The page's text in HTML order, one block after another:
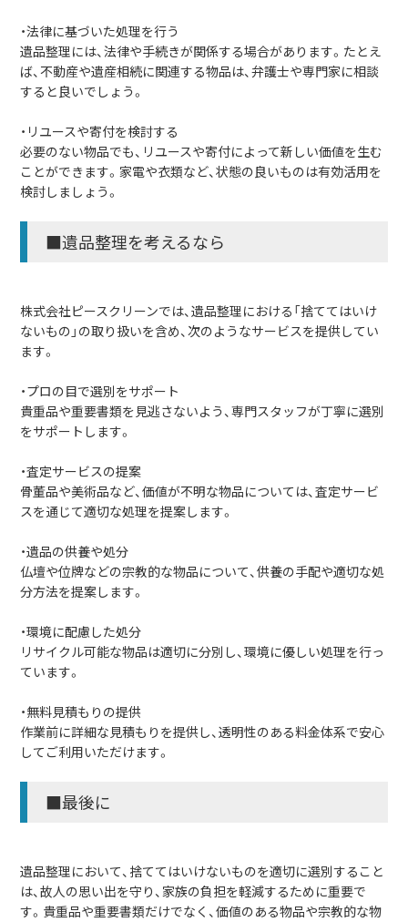
・法律に基づいた処理を行う
遺品整理には、法律や手続きが関係する場合があります。たとえ
ば、不動産や遺産相続に関連する物品は、弁護士や専門家に相談
すると良いでしょう。
・リユースや寄付を検討する
必要のない物品でも、リユースや寄付によって新しい価値を生む
ことができます。家電や衣類など、状態の良いものは有効活用を
検討しましょう。
■遺品整理を考えるなら
株式会社ピースクリーンでは、遺品整理における「捨ててはいけ
ないもの」の取り扱いを含め、次のようなサービスを提供してい
ます。
・プロの目で選別をサポート
貴重品や重要書類を見逃さないよう、専門スタッフが丁寧に選別
をサポートします。
・査定サービスの提案
骨董品や美術品など、価値が不明な物品については、査定サービ
スを通じて適切な処理を提案します。
・遺品の供養や処分
仏壇や位牌などの宗教的な物品について、供養の手配や適切な処
分方法を提案します。
・環境に配慮した処分
リサイクル可能な物品は適切に分別し、環境に優しい処理を行っ
ています。
・無料見積もりの提供
作業前に詳細な見積もりを提供し、透明性のある料金体系で安心
してご利用いただけます。
■最後に
遺品整理において、捨ててはいけないものを適切に選別すること
は、故人の思い出を守り、家族の負担を軽減するために重要で
す。貴重品や重要書類だけでなく、価値のある物品や宗教的な物